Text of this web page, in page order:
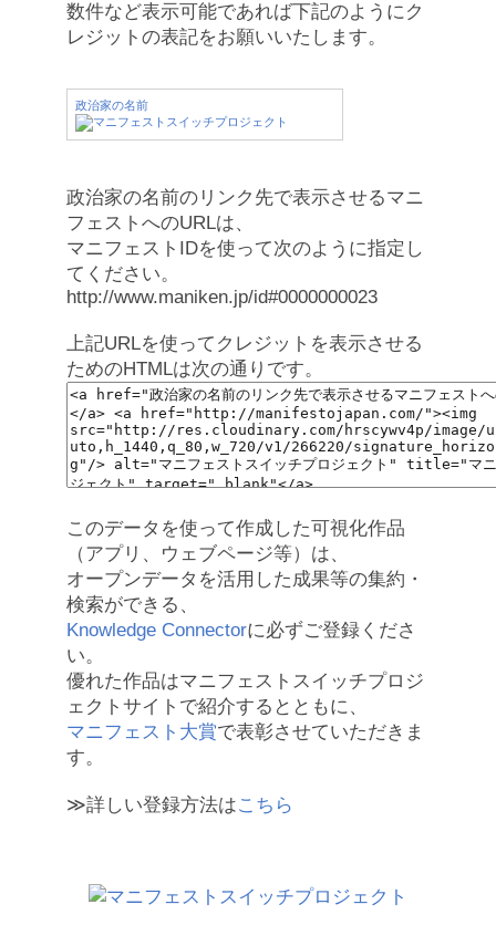
数件など表示可能であれば下記のようにク
レジットの表記をお願いいたします。
政治家の名前
政治家の名前のリンク先で表示させるマニ
フェストへのURLは、
マニフェストIDを使って次のように指定し
てください。
http://www.maniken.jp/id#0000000023
上記URLを使ってクレジットを表示させる
ためのHTMLは次の通りです。
このデータを使って作成した可視化作品
（アプリ、ウェブページ等）は、
オープンデータを活用した成果等の集約・
検索ができる、
Knowledge Connectorに必ずご登録くださ
い。
優れた作品はマニフェストスイッチプロジ
ェクトサイトで紹介するとともに、
マニフェスト大賞で表彰させていただきま
す。
≫詳しい登録方法はこちら